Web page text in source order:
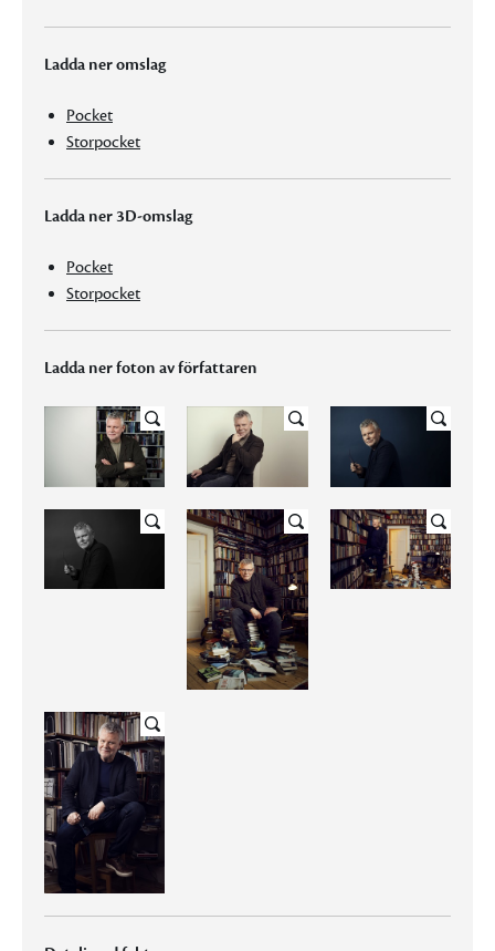
Ladda ner omslag
Pocket
Storpocket
Ladda ner 3D-omslag
Pocket
Storpocket
Ladda ner foton av författaren